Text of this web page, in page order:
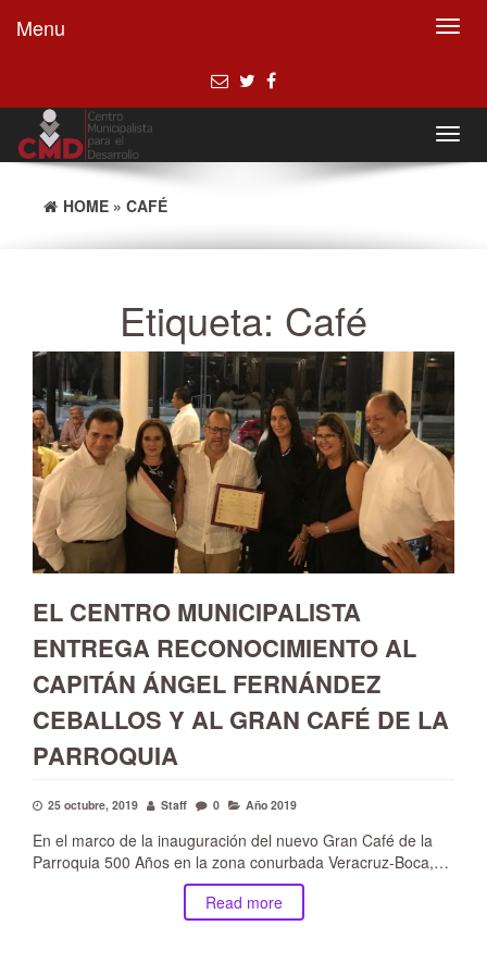
Menu
HOME » CAFÉ
Etiqueta: Café
EL CENTRO MUNICIPALISTA
ENTREGA RECONOCIMIENTO AL
CAPITÁN ÁNGEL FERNÁNDEZ
CEBALLOS Y AL GRAN CAFÉ DE LA
PARROQUIA
25 octubre, 2019 Staff 0 Año 2019
En el marco de la inauguración del nuevo Gran Café de la
Parroquia 500 Años en la zona conurbada Veracruz-Boca,…
Read more